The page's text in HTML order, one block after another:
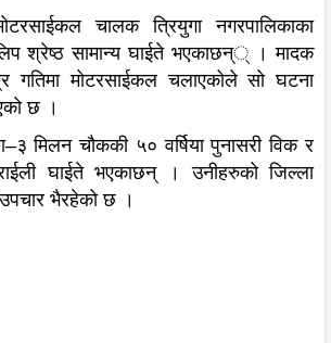
चालक त्रियुगा नगरपालिकाका
श्रेष्ठ सामान्य घाईते भएकाछन्् । मादक
गतिमा मोटरसाईकल चलाएकोले सो घटना
छ ।
मिलन चौककी ५० वर्षिया पुनासरी विक र
घाईते भएकाछन् । उनीहरुको जिल्ला
भैरहेको छ ।